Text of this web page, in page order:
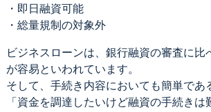
・即日融資可能
・総量規制の対象外
ビジネスローンは、銀行融資の審査に比
が容易といわれています。
そして、手続き内容においても簡単であ
「資金を調達したいけど融資の手続き